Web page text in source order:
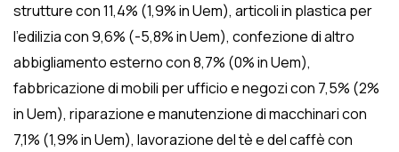
strutture con 11,4% (1,9% in Uem), articoli in plastica per
l’edilizia con 9,6% (-5,8% in Uem), confezione di altro
abbigliamento esterno con 8,7% (0% in Uem),
fabbricazione di mobili per ufficio e negozi con 7,5% (2%
in Uem), riparazione e manutenzione di macchinari con
7,1% (1,9% in Uem), lavorazione del tè e del caffè con